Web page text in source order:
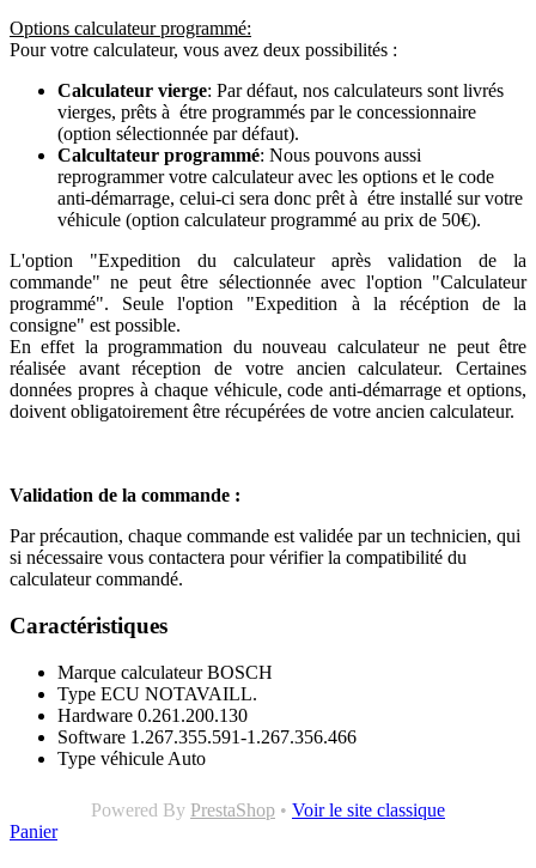
Options calculateur programmé:
Pour votre calculateur, vous avez deux possibilités :
Calculateur vierge: Par défaut, nos calculateurs sont livrés
vierges, prêts à étre programmés par le concessionnaire
(option sélectionnée par défaut).
Calcultateur programmé: Nous pouvons aussi
reprogrammer votre calculateur avec les options et le code
anti-démarrage, celui-ci sera donc prêt à étre installé sur votre
véhicule (option calculateur programmé au prix de 50€).
L'option "Expedition du calculateur après validation de la
commande" ne peut être sélectionnée avec l'option "Calculateur
programmé". Seule l'option "Expedition à la récéption de la
consigne" est possible.
En effet la programmation du nouveau calculateur ne peut être
réalisée avant réception de votre ancien calculateur. Certaines
données propres à chaque véhicule, code anti-démarrage et options,
doivent obligatoirement être récupérées de votre ancien calculateur.
Validation de la commande :
Par précaution, chaque commande est validée par un technicien, qui
si nécessaire vous contactera pour vérifier la compatibilité du
calculateur commandé.
Caractéristiques
Marque calculateur BOSCH
Type ECU NOTAVAILL.
Hardware 0.261.200.130
Software 1.267.355.591-1.267.356.466
Type véhicule Auto
Powered By PrestaShop • Voir le site classique
Panier